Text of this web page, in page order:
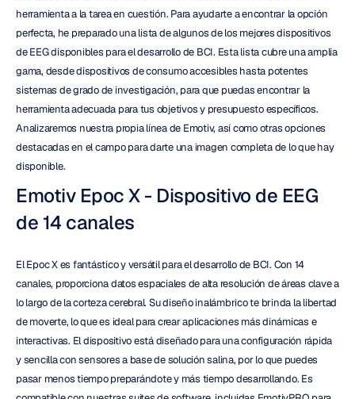
herramienta a la tarea en cuestión. Para ayudarte a encontrar la opción
perfecta, he preparado una lista de algunos de los mejores dispositivos
de EEG disponibles para el desarrollo de BCI. Esta lista cubre una amplia
gama, desde dispositivos de consumo accesibles hasta potentes
sistemas de grado de investigación, para que puedas encontrar la
herramienta adecuada para tus objetivos y presupuesto específicos.
Analizaremos nuestra propia línea de Emotiv, así como otras opciones
destacadas en el campo para darte una imagen completa de lo que hay
disponible.
Emotiv Epoc X - Dispositivo de EEG
de 14 canales
El Epoc X es fantástico y versátil para el desarrollo de BCI. Con 14
canales, proporciona datos espaciales de alta resolución de áreas clave a
lo largo de la corteza cerebral. Su diseño inalámbrico te brinda la libertad
de moverte, lo que es ideal para crear aplicaciones más dinámicas e
interactivas. El dispositivo está diseñado para una configuración rápida
y sencilla con sensores a base de solución salina, por lo que puedes
pasar menos tiempo preparándote y más tiempo desarrollando. Es